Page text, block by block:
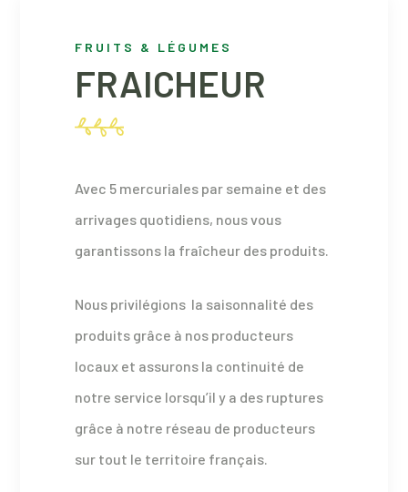
FRUITS & LÉGUMES
FRAICHEUR
Avec 5 mercuriales par semaine et des
arrivages quotidiens, nous vous
garantissons la fraîcheur des produits.
Nous privilégions la saisonnalité des
produits grâce à nos producteurs
locaux et assurons la continuité de
notre service lorsqu’il y a des ruptures
grâce à notre réseau de producteurs
sur tout le territoire français.